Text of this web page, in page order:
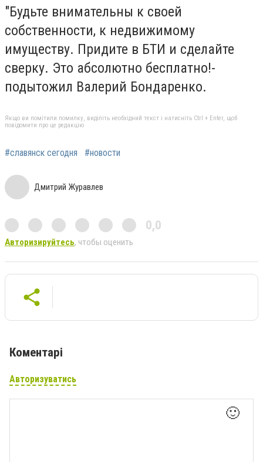
"Будьте внимательны к своей
собственности, к недвижимому
имуществу. Придите в БТИ и сделайте
сверку. Это абсолютно бесплатно!-
подытожил Валерий Бондаренко.
Якщо ви помітили помилку, виділіть необхідний текст і натисніть Ctrl + Enter, щоб
повідомити про це редакцію
#славянск сегодня #новости
Дмитрий Журавлев
0,0
Авторизируйтесь, чтобы оценить
Коментарі
Авторизуватись
🙂